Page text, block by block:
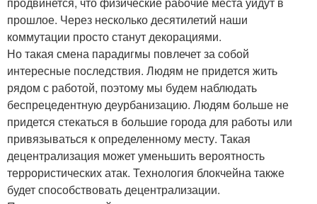
прошлое. Через несколько десятилетий наши
коммутации просто станут декорациями.
Но такая смена парадигмы повлечет за собой
интересные последствия. Людям не придется жить
рядом с работой, поэтому мы будем наблюдать
беспрецедентную деурбанизацию. Людям больше не
придется стекаться в большие города для работы или
привязываться к определенному месту. Такая
децентрализация может уменьшить вероятность
террористических атак. Технология блокчейна также
будет способствовать децентрализации.